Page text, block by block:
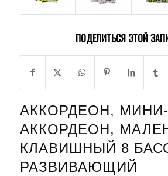
ПОДЕЛИТЬСЯ ЭТОЙ
АККОРДЕОН, МИНИ-
АККОРДЕОН,
КЛАВИШНЫЙ 8
РАЗВИВАЮЩИЙ